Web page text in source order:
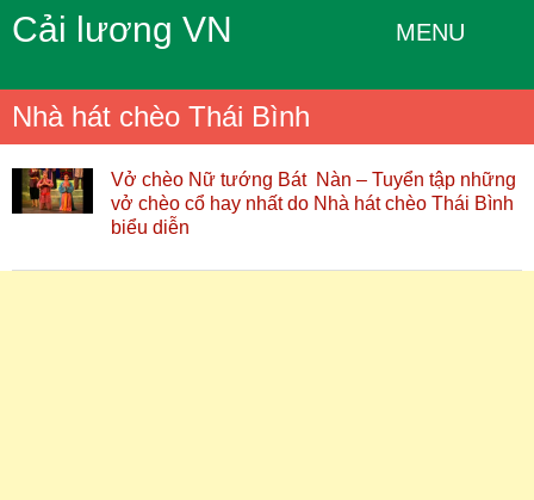
Cải lương VN MENU
Nhà hát chèo Thái Bình
Vở chèo Nữ tướng Bát Nàn – Tuyển tập những
vở chèo cổ hay nhất do Nhà hát chèo Thái Bình
biểu diễn